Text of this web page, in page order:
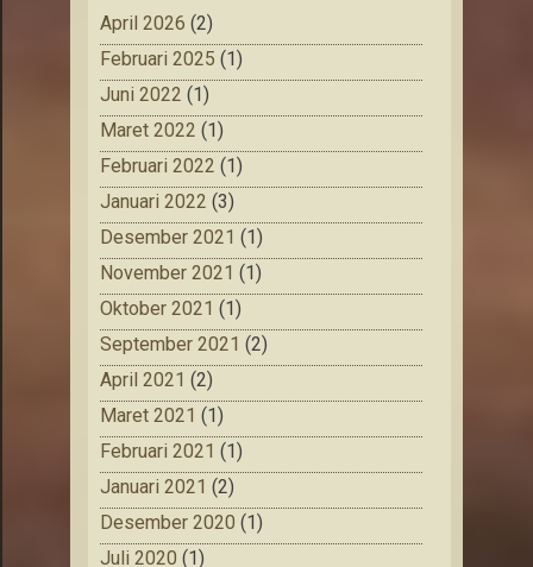
April 2026 (2)
Februari 2025 (1)
Juni 2022 (1)
Maret 2022 (1)
Februari 2022 (1)
Januari 2022 (3)
Desember 2021 (1)
November 2021 (1)
Oktober 2021 (1)
September 2021 (2)
April 2021 (2)
Maret 2021 (1)
Februari 2021 (1)
Januari 2021 (2)
Desember 2020 (1)
Juli 2020 (1)